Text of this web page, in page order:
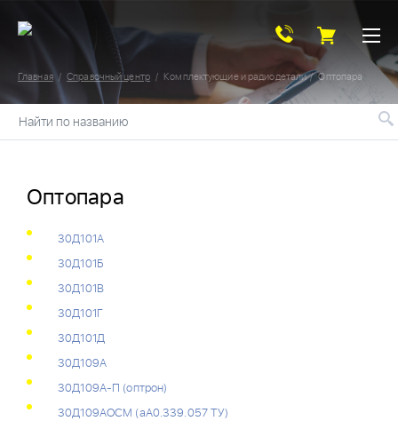
Главная Справочный центр Комплектующие и радиодетали Оптопара
Найти по названию
Оптопара
30Д101А
30Д101Б
30Д101В
30Д101Г
30Д101Д
30Д109А
30Д109А-П (оптрон)
30Д109АОСМ (аА0.339.057 ТУ)